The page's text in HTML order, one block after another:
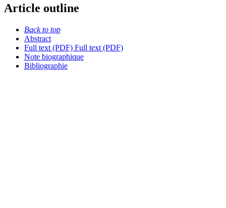
Article outline
Back to top
Abstract
Full text (PDF) Full text (PDF)
Note biographique
Bibliographie